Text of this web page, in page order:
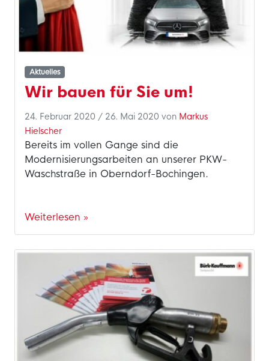
Aktuelles
Wir bauen für Sie um!
24. Februar 2020 / 26. Mai 2020 von Markus
Hielscher
Bereits im vollen Gange sind die
Modernisierungsarbeiten an unserer PKW-
Waschstraße in Oberndorf-Bochingen.
Weiterlesen »